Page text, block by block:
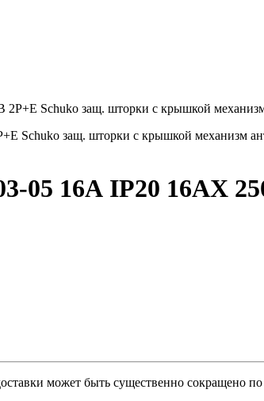
Schuko защ. шторки с крышкой
05 16А IP20 16AX
может быть существенно сокращено по